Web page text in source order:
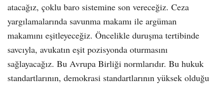
atacağız, çoklu baro sistemine son vereceğiz. Ceza
yargılamalarında savunma makamı ile argüman
makamını eşitleyeceğiz. Öncelikle duruşma tertibinde
savcıyla, avukatın eşit pozisyonda oturmasını
sağlayacağız. Bu Avrupa Birliği normlarıdır. Bu hukuk
standartlarının, demokrasi standartlarının yüksek olduğu